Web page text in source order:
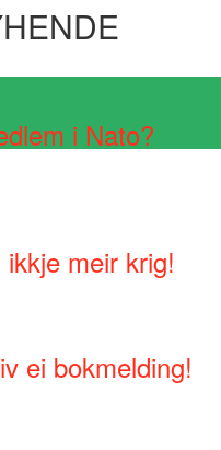
i Nato?
meir krig!
ei bokmelding!